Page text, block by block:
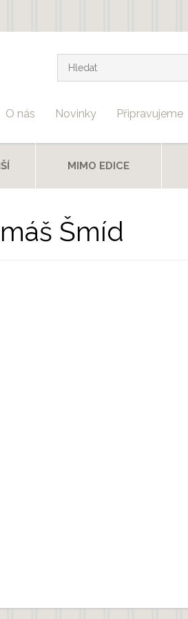
Vyhledávání
Hledat
O nás Novinky Připravujeme
MIMO EDICE
Šmíd